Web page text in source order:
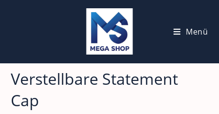
Menü
Verstellbare Statement
Cap